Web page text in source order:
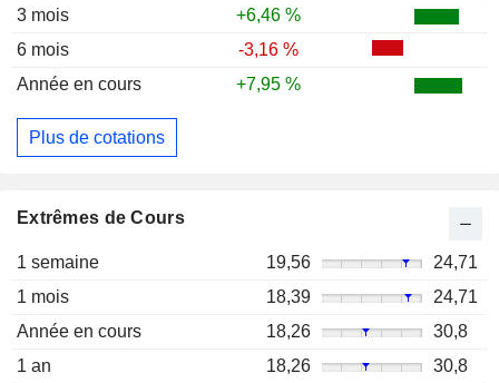
3 mois
+6,46 %
6 mois
-3,16 %
Année en cours
+7,95 %
Plus de cotations
Extrêmes de Cours
1 semaine 19,56
24,71
1 mois
18,39
24,71
Année en cours
18,26
30,8
1 an
18,26
30,8